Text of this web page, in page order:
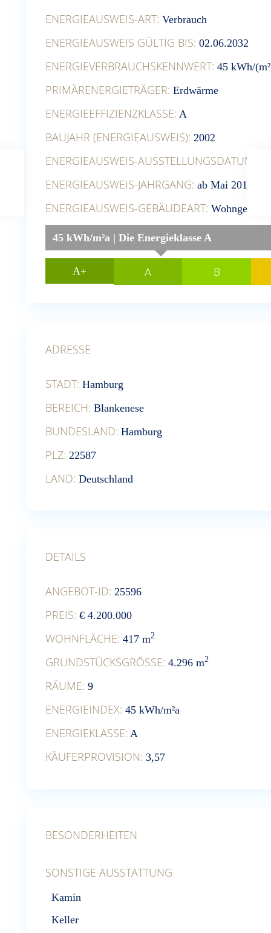
ENERGIEAUSWEIS-ART: Verbrauch
ENERGIEAUSWEIS GÜLTIG BIS: 02.06.2032
ENERGIEVERBRAUCHSKENNWERT: 45 kWh/
PRIMÄRENERGIETRÄGER: Erdwärme
ENERGIEEFFIZIENZKLASSE: A
BAUJAHR (ENERGIEAUSWEIS): 2002
ENERGIEAUSWEIS-AUSSTELLUNGSDATUM:
ENERGIEAUSWEIS-JAHRGANG: ab Mai 2014
ENERGIEAUSWEIS-GEBÄUDEART:
A+
45 kWh/m²a | Die Energieklasse A
A B
ADRESSE
STADT: Hamburg
BEREICH: Blankenese
BUNDESLAND: Hamburg
PLZ: 22587
LAND: Deutschland
DETAILS
ANGEBOT-ID: 25596
PREIS: € 4.200.000
WOHNFLÄCHE: 417 m2
GRUNDSTÜCKSGRÖSSE: 4.296 m2
RÄUME: 9
ENERGIEINDEX: 45 kWh/m²a
ENERGIEKLASSE: A
KÄUFERPROVISION: 3,57
BESONDERHEITEN
SONSTIGE AUSSTATTUNG
Kamin
Keller